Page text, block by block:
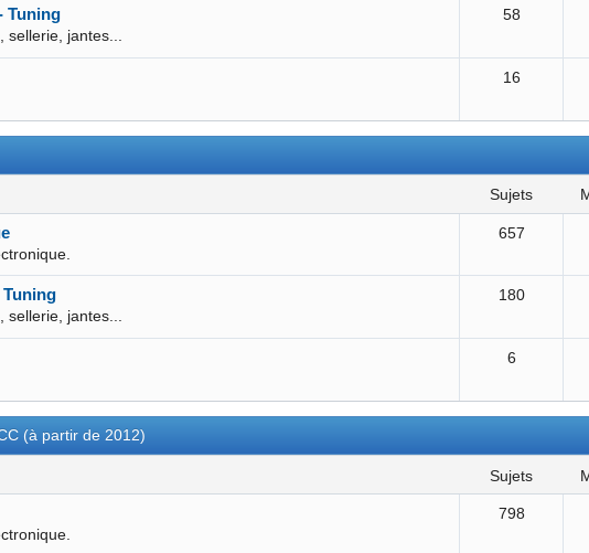
Tuning
sellerie, jantes...
58
16
sujets
657
Tuning
sellerie, jantes...
180
6
(à partir de 2012)
sujets
798